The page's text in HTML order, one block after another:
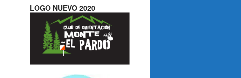
LOGO NUEVO 2020